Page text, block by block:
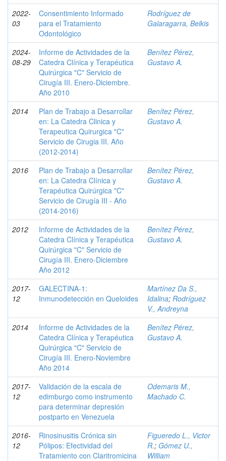
2022-
03
Consentimiento Informado
para el Tratamiento
Odontológico
Rodríguez de
Galaragarra, Belkis
2024-
08-29
Informe de Actividades de la
Catedra Clínica y Terapéutica
Quirúrgica "C" Servicio de
Cirugía III. Enero-Diciembre.
Año 2010
Benítez Pérez,
Gustavo A.
2014
Plan de Trabajo a Desarrollar
en: La Catedra Clinica y
Terapeutica Quirurgica "C"
Servicio de Cirugia III. Año
(2012-2014)
Benítez Pérez,
Gustavo A.
2016
Plan de Trabajo a Desarrollar
en: La Catedra Clínica y
Terapéutica Quirúrgica "C"
Servicio de Cirugía III - Año
(2014-2016)
Benítez Pérez,
Gustavo A.
2012
Informe de Actividades de la
Catedra Clínica y Terapéutica
Quirúrgica "C" Servicio de
Cirugía III. Enero-Diciembre
Año 2012
Benítez Pérez,
Gustavo A.
2017-
12
GALECTINA-1:
Inmunodetección en Queloides
Martínez Da S.,
Idalina; Rodríguez
V., Andreyna
2014
Informe de Actividades de la
Catedra Clínica y Terapéutica
Quirúrgica "C" Servicio de
Cirugía III. Enero-Noviembre
Año 2014
Benítez Pérez,
Gustavo A.
2017-
12
Validación de la escala de
edimburgo como instrumento
para determinar depresión
postparto en Venezuela
Odemaris M.,
Machado C.
2016-
12
Rinosinusitis Crónica sin
Pólipos: Efectividad del
Tratamiento con Claritromicina
Figueredo L., Victor
R.; Gómez U.,
William